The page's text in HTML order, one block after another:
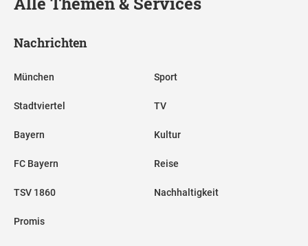
Nachrichten
München
Stadtviertel
Bayern
FC Bayern
TSV 1860
Promis
Sport
TV
Kultur
Reise
Nachhaltigkeit